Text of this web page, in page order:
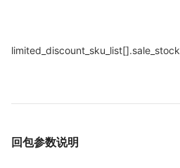
limited_discount_sku_list[].sale_stock
回包参数说明